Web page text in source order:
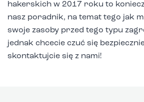
hakerskich w 2017 roku to
nasz poradnik, na temat tego jak
swoje zasoby przed tego typu
jednak chcecie czuć się
skontaktujcie się z nami!